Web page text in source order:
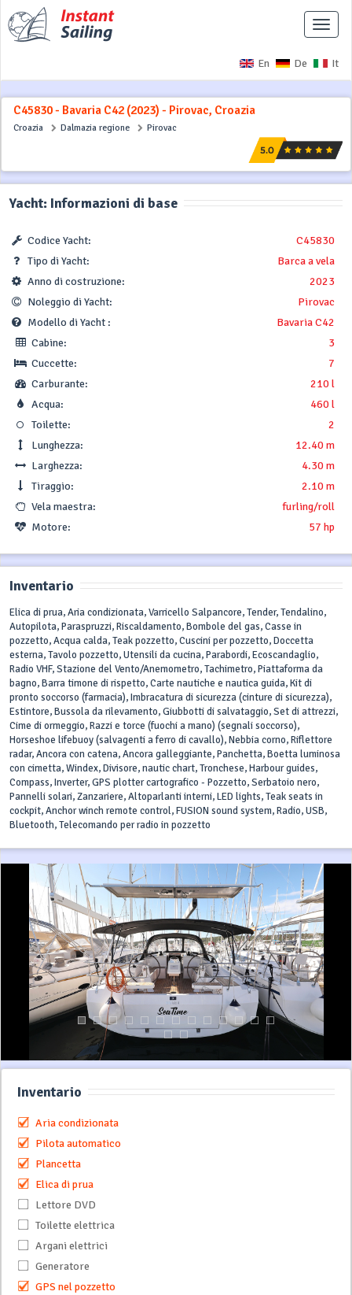
En De It
C45830 - Bavaria C42 (2023) - Pirovac, Croazia
Croazia Dalmazia regione Pirovac
Yacht: Informazioni di base
Codice Yacht:
C45830
Tipo di Yacht:
Barca a vela
Anno di costruzione:
2023
Noleggio di Yacht:
Pirovac
Modello di Yacht :
Bavaria C42
Cabine:
3
Cuccette:
7
Carburante:
210 l
Acqua:
460 l
Toilette:
2
Lunghezza:
12.40 m
Larghezza:
4.30 m
Tiraggio:
2.10 m
Vela maestra:
furling/roll
Motore:
57 hp
Inventario
Elica di prua, Aria condizionata, Varricello Salpancore, Tender, Tendalino,
Autopilota, Paraspruzzi, Riscaldamento, Bombole del gas, Casse in
pozzetto, Acqua calda, Teak pozzetto, Cuscini per pozzetto, Doccetta
esterna, Tavolo pozzetto, Utensili da cucina, Parabordi, Ecoscandaglio,
Radio VHF, Stazione del Vento/Anemometro, Tachimetro, Piattaforma da
bagno, Barra timone di rispetto, Carte nautiche e nautica guida, Kit di
pronto soccorso (farmacia), Imbracatura di sicurezza (cinture di sicurezza),
Estintore, Bussola da rilevamento, Giubbotti di salvataggio, Set di attrezzi,
Cime di ormeggio, Razzi e torce (fuochi a mano) (segnali soccorso),
Horseshoe lifebuoy (salvagenti a ferro di cavallo), Nebbia corno, Riflettore
radar, Ancora con catena, Ancora galleggiante, Panchetta, Boetta luminosa
con cimetta, Windex, Divisore, nautic chart, Tronchese, Harbour guides,
Compass, Inverter, GPS plotter cartografico - Pozzetto, Serbatoio nero,
Pannelli solari, Zanzariere, Altoparlanti interni, LED lights, Teak seats in
cockpit, Anchor winch remote control, FUSION sound system, Radio, USB,
Bluetooth, Telecomando per radio in pozzetto
Inventario
Aria condizionata
Pilota automatico
Plancetta
Elica di prua
Lettore DVD
Toilette elettrica
Argani elettrici
Generatore
GPS nel pozzetto